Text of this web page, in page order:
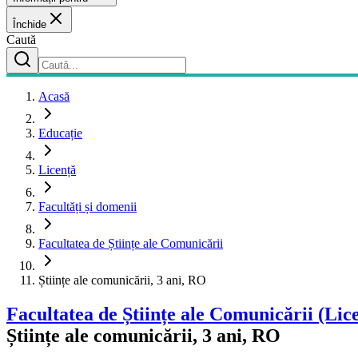
Închide
Caută
Acasă
Educație
Licență
Facultăți și domenii
Facultatea de Științe ale Comunicării
Științe ale comunicării, 3 ani, RO
Facultatea de Științe ale Comunicării
Științe ale comunicării, 3 ani, RO